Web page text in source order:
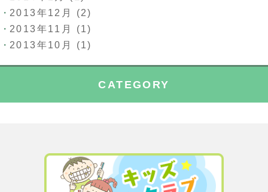
2013年12月
(2)
2013年11月
(1)
2013年10月
(1)
CATEGORY